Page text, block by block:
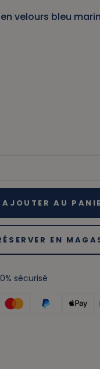
velours bleu
AJOUTER AU
EN
sécurisé